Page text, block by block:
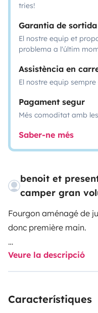
tries!
Garantia de sortida
El nostre equip et
problema a l'últim
Assistència en
El nostre equip
Pagament segur
Més comoditat amb
Saber-ne més
benoit et
camper gran
Fourgon aménagé de
donc première main.
Véhicule 4 places carte
envisageable.
Modèle sunligt cliff sur
Veure la descripció
Característiques